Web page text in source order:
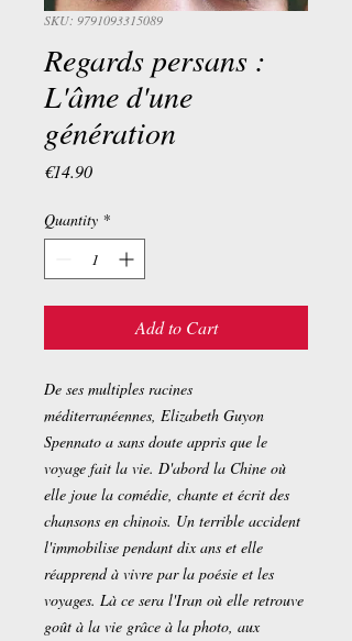
SKU: 9791093315089
Regards persans :
L'âme d'une
génération
€14.90Price
Quantity *
Add to Cart
De ses multiples racines
méditerranéennes, Elizabeth Guyon
Spennato a sans doute appris que le
voyage fait la vie. D'abord la Chine où
elle joue la comédie, chante et écrit des
chansons en chinois. Un terrible accident
l'immobilise pendant dix ans et elle
réapprend à vivre par la poésie et les
voyages. Là ce sera l'Iran où elle retrouve
goût à la vie grâce à la photo, aux